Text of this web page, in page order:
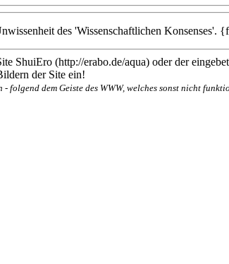
des 'Wissenschaftlichen Konsenses'.
(http://erabo.de/aqua) oder der
der Site ein!
dem Geiste des WWW, welches sonst nicht